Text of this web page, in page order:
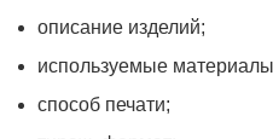
описание изделий;
используемые
способ печати;